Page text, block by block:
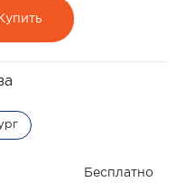
Бесплатно